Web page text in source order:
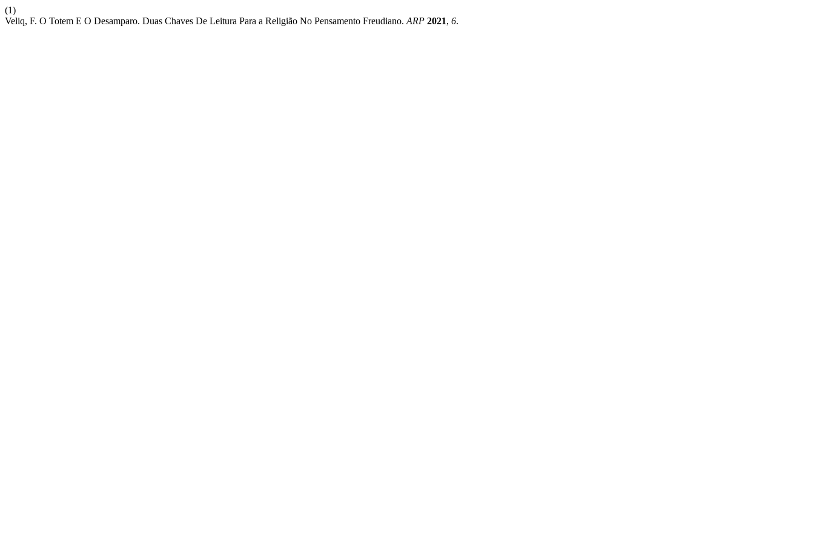
(1)
Veliq, F. O Totem E O Desamparo. Duas Chaves De Leitura Para a Religião No Pensamento Freudiano. ARP 2021, 6.